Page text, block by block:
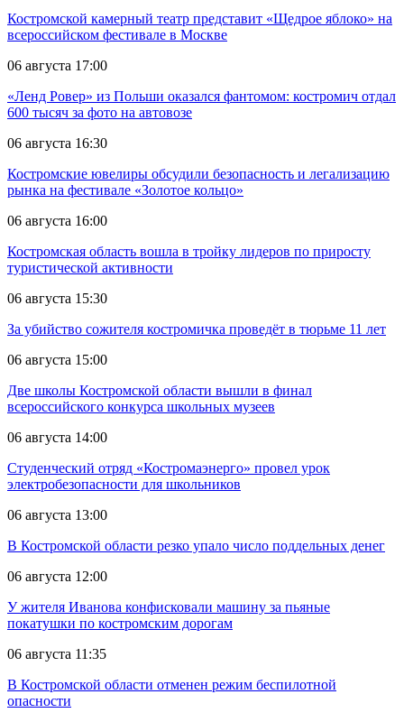
Костромской камерный театр представит «Щедрое яблоко» на
всероссийском фестивале в Москве
06 августа 17:00
«Ленд Ровер» из Польши оказался фантомом: костромич отдал
600 тысяч за фото на автовозе
06 августа 16:30
Костромские ювелиры обсудили безопасность и легализацию
рынка на фестивале «Золотое кольцо»
06 августа 16:00
Костромская область вошла в тройку лидеров по приросту
туристической активности
06 августа 15:30
За убийство сожителя костромичка проведёт в тюрьме 11 лет
06 августа 15:00
Две школы Костромской области вышли в финал
всероссийского конкурса школьных музеев
06 августа 14:00
Студенческий отряд «Костромаэнерго» провел урок
электробезопасности для школьников
06 августа 13:00
В Костромской области резко упало число поддельных денег
06 августа 12:00
У жителя Иванова конфисковали машину за пьяные
покатушки по костромским дорогам
06 августа 11:35
В Костромской области отменен режим беспилотной
опасности